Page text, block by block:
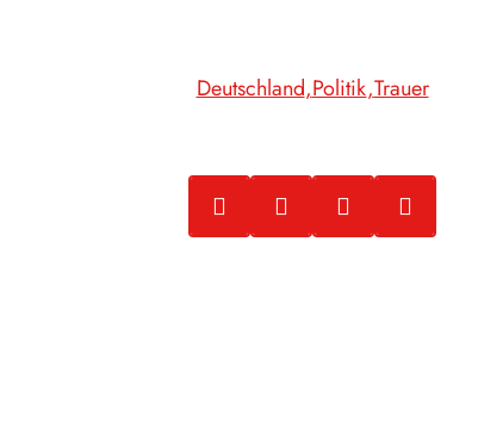
Deutschland Politik Trauer